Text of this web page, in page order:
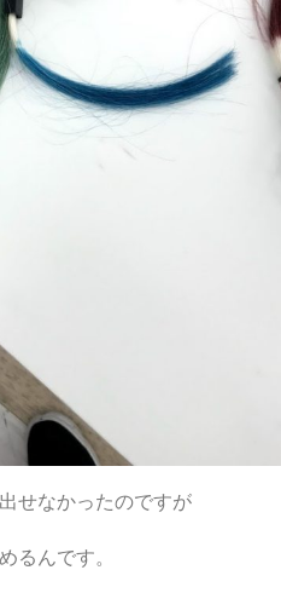
せなかったのですが
るんです。